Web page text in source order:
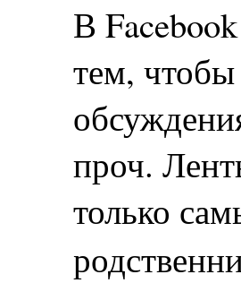
В
тем, чтобы
проч.
только